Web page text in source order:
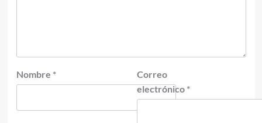
Nombre *
Correo
electrónico *